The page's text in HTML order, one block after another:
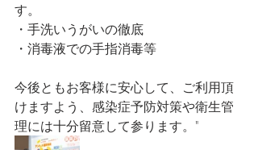
す。
・手洗いうがいの徹底
・消毒液での手指消毒等
今後ともお客様に安心して、ご利用頂
けますよう、感染症予防対策や衛生管
理には十分留意して参ります。"